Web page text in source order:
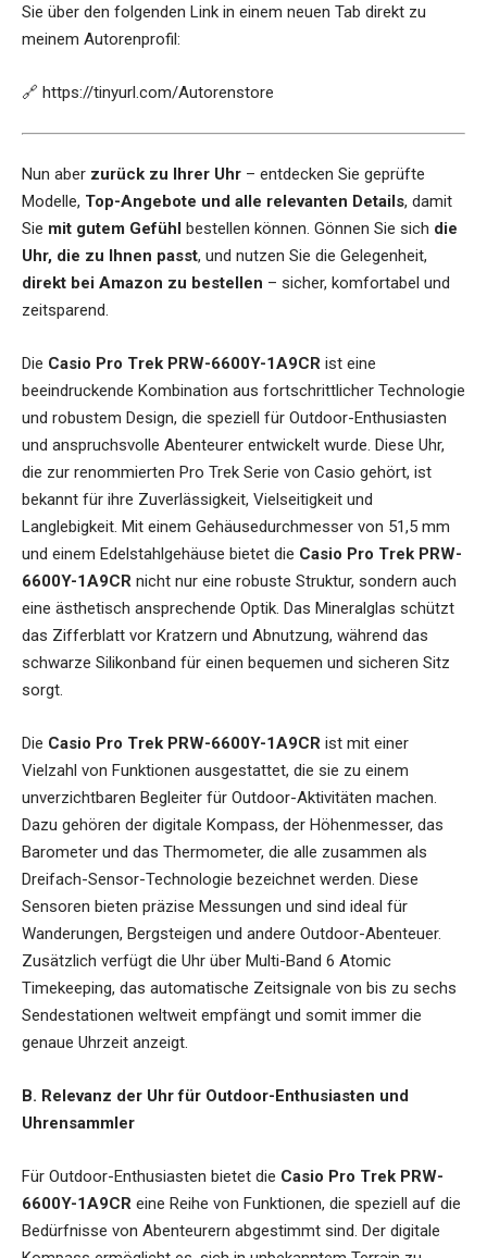
Sie über den folgenden Link in einem neuen Tab direkt zu
meinem Autorenprofil:
🔗 https://tinyurl.com/Autorenstore
Nun aber zurück zu Ihrer Uhr – entdecken Sie geprüfte
Modelle, Top-Angebote und alle relevanten Details, damit
Sie mit gutem Gefühl bestellen können. Gönnen Sie sich die
Uhr, die zu Ihnen passt, und nutzen Sie die Gelegenheit,
direkt bei Amazon zu bestellen – sicher, komfortabel und
zeitsparend.
Die Casio Pro Trek PRW-6600Y-1A9CR ist eine
beeindruckende Kombination aus fortschrittlicher Technologie
und robustem Design, die speziell für Outdoor-Enthusiasten
und anspruchsvolle Abenteurer entwickelt wurde. Diese Uhr,
die zur renommierten Pro Trek Serie von Casio gehört, ist
bekannt für ihre Zuverlässigkeit, Vielseitigkeit und
Langlebigkeit. Mit einem Gehäusedurchmesser von 51,5 mm
und einem Edelstahlgehäuse bietet die Casio Pro Trek PRW-
6600Y-1A9CR nicht nur eine robuste Struktur, sondern auch
eine ästhetisch ansprechende Optik. Das Mineralglas schützt
das Zifferblatt vor Kratzern und Abnutzung, während das
schwarze Silikonband für einen bequemen und sicheren Sitz
sorgt.
Die Casio Pro Trek PRW-6600Y-1A9CR ist mit einer
Vielzahl von Funktionen ausgestattet, die sie zu einem
unverzichtbaren Begleiter für Outdoor-Aktivitäten machen.
Dazu gehören der digitale Kompass, der Höhenmesser, das
Barometer und das Thermometer, die alle zusammen als
Dreifach-Sensor-Technologie bezeichnet werden. Diese
Sensoren bieten präzise Messungen und sind ideal für
Wanderungen, Bergsteigen und andere Outdoor-Abenteuer.
Zusätzlich verfügt die Uhr über Multi-Band 6 Atomic
Timekeeping, das automatische Zeitsignale von bis zu sechs
Sendestationen weltweit empfängt und somit immer die
genaue Uhrzeit anzeigt.
B. Relevanz der Uhr für Outdoor-Enthusiasten und
Uhrensammler
Für Outdoor-Enthusiasten bietet die Casio Pro Trek PRW-
6600Y-1A9CR eine Reihe von Funktionen, die speziell auf die
Bedürfnisse von Abenteurern abgestimmt sind. Der digitale